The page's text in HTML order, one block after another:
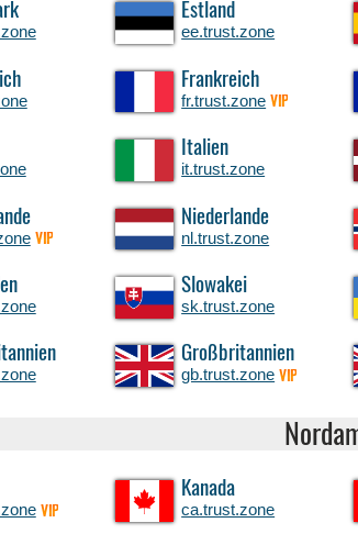
Estland
ee.trust.zone
Frankreich
fr.trust.zone VIP
Italien
it.trust.zone
VIP
Niederlande
nl.trust.zone
Slowakei
sk.trust.zone
Großbritannien
gb.trust.zone VIP
VIP
Kanada
ca.trust.zone